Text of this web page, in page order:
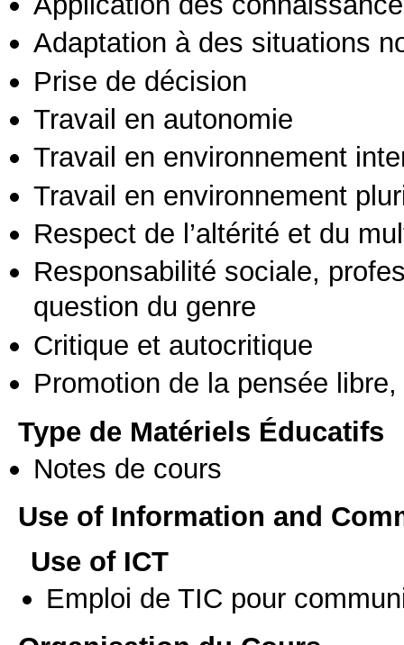
Adaptation à des situations
Prise de décision
Travail en autonomie
Travail en environnement
Travail en environnement
Respect de l’altérité et du
Responsabilité sociale,
question du genre
Critique et autocritique
Promotion de la pensée
Type de Matériels Éducatifs
Notes de cours
Use of Information and
Use of ICT
Emploi de TIC pour